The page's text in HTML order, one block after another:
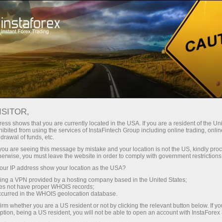
InstaForex bilan siz haqiqatan
ega bo‘lasiz: 1:5000 gacha kredit
yelkasi, bozordagi eng yaxshi
spred va komissiyalardan biri,
shuningdek aksiyalar va indekslar
bilan savdo qilish uchun qulay
shartlar.
Kichik
Har bir depozit uchun
30% bonus
Savdoda
va trassada tezlik
shows that you are currently located in the USA. If you are a resident of the
from using the services of InstaFintech Group including online trading,
of funds, etc.
are seeing this message by mistake and your location is not the US, kindly
you must leave the website in order to comply with government
IP address show your location as the USA?
a VPN provided by a hosting company based in the United States;
not have proper WHOIS records;
in the WHOIS geolocation database.
whether you are a US resident or not by clicking the relevant button below. If
being a US resident, you will not be able to open an account with InstaForex